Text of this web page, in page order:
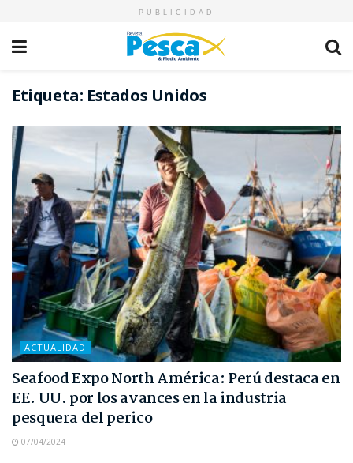
PUBLICIDAD
Etiqueta: Estados Unidos
ACTUALIDAD
Seafood Expo North América: Perú destaca en
EE. UU. por los avances en la industria
pesquera del perico
07/04/2024